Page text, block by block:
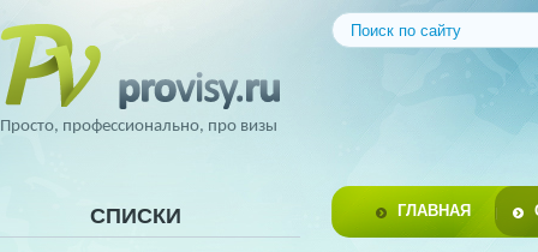
Просто, профессионально, про визы
СПИСКИ ГЛАВНАЯ